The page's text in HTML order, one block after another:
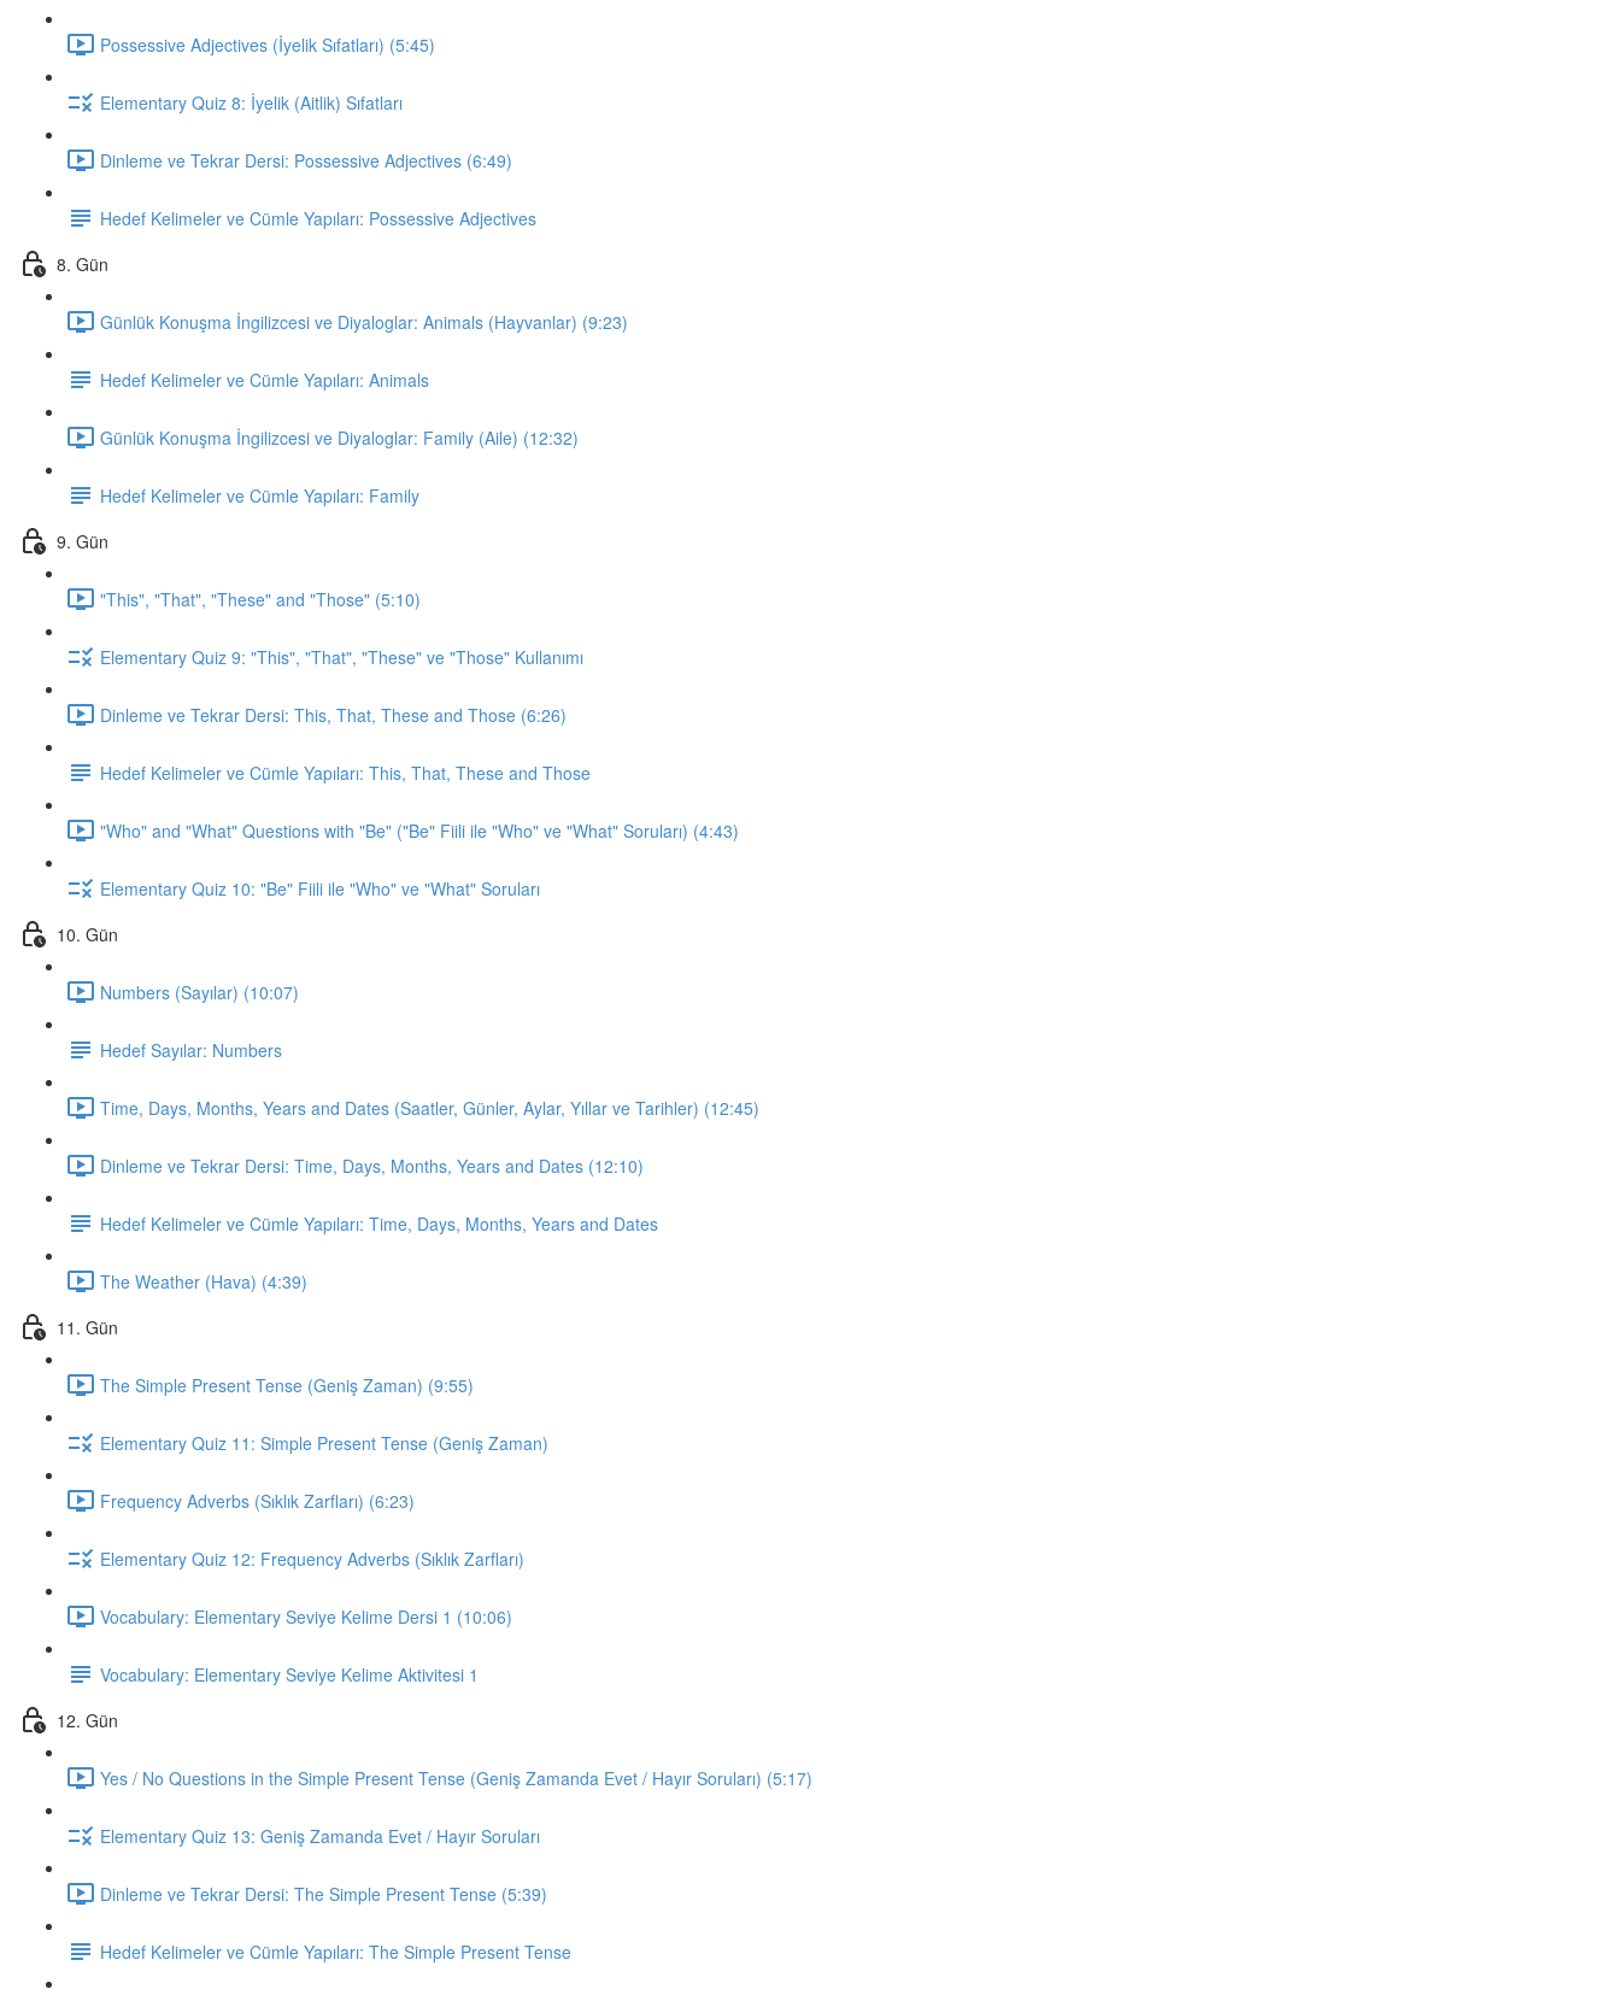
Possessive Adjectives (İyelik Sıfatları) (5:45)
Elementary Quiz 8: İyelik (Aitlik) Sıfatları
Dinleme ve Tekrar Dersi: Possessive Adjectives (6:49)
Hedef Kelimeler ve Cümle Yapıları: Possessive Adjectives
8. Gün
Günlük Konuşma İngilizcesi ve Diyaloglar: Animals (Hayvanlar) (9:23)
Hedef Kelimeler ve Cümle Yapıları: Animals
Günlük Konuşma İngilizcesi ve Diyaloglar: Family (Aile) (12:32)
Hedef Kelimeler ve Cümle Yapıları: Family
9. Gün
"This", "That", "These" and "Those" (5:10)
Elementary Quiz 9: "This", "That", "These" ve "Those" Kullanımı
Dinleme ve Tekrar Dersi: This, That, These and Those (6:26)
Hedef Kelimeler ve Cümle Yapıları: This, That, These and Those
"Who" and "What" Questions with "Be" ("Be" Fiili ile "Who" ve "What" Soruları) (4:43)
Elementary Quiz 10: "Be" Fiili ile "Who" ve "What" Soruları
10. Gün
Numbers (Sayılar) (10:07)
Hedef Sayılar: Numbers
Time, Days, Months, Years and Dates (Saatler, Günler, Aylar, Yıllar ve Tarihler) (12:45)
Dinleme ve Tekrar Dersi: Time, Days, Months, Years and Dates (12:10)
Hedef Kelimeler ve Cümle Yapıları: Time, Days, Months, Years and Dates
The Weather (Hava) (4:39)
11. Gün
The Simple Present Tense (Geniş Zaman) (9:55)
Elementary Quiz 11: Simple Present Tense (Geniş Zaman)
Frequency Adverbs (Sıklık Zarfları) (6:23)
Elementary Quiz 12: Frequency Adverbs (Sıklık Zarfları)
Vocabulary: Elementary Seviye Kelime Dersi 1 (10:06)
Vocabulary: Elementary Seviye Kelime Aktivitesi 1
12. Gün
Yes / No Questions in the Simple Present Tense (Geniş Zamanda Evet / Hayır Soruları) (5:17)
Elementary Quiz 13: Geniş Zamanda Evet / Hayır Soruları
Dinleme ve Tekrar Dersi: The Simple Present Tense (5:39)
Hedef Kelimeler ve Cümle Yapıları: The Simple Present Tense